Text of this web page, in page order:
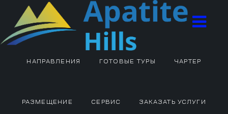
НАПРАВЛЕНИЯ ГОТОВЫЕ ТУРЫ ЧАРТЕР
РАЗМЕЩЕНИЕ СЕРВИС ЗАКАЗАТЬ УСЛУГИ